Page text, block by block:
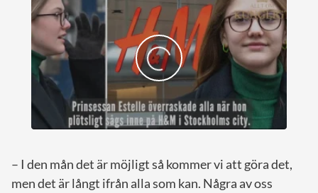
– I den mån det är möjligt så kommer vi att göra det,
men det är långt ifrån alla som kan. Några av oss